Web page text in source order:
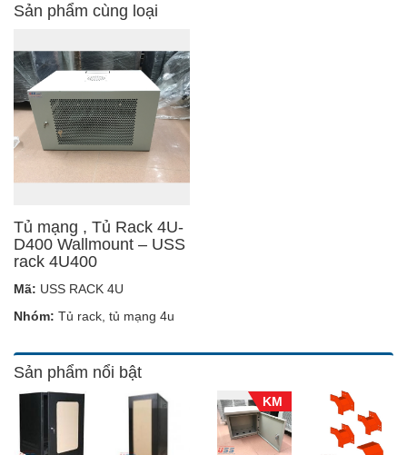
Sản phẩm cùng loại
Tủ mạng , Tủ Rack 4U-
D400 Wallmount – USS
rack 4U400
Mã: USS RACK 4U
Nhóm: Tủ rack, tủ mạng 4u
Sản phẩm nổi bật
KM